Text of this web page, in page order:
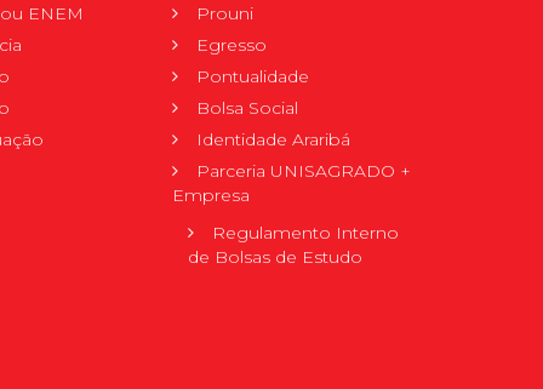
ENEM
Prouni
Egresso
Pontualidade
Bolsa Social
Identidade Araribá
Parceria UNISAGRADO +
Empresa
Regulamento Interno
de Bolsas de Estudo